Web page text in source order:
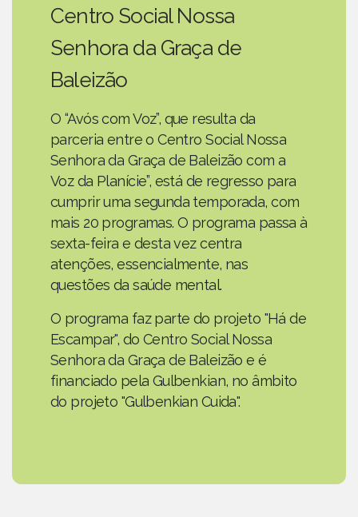
Centro Social Nossa
Senhora da Graça de
Baleizão
O “Avós com Voz”, que resulta da
parceria entre o Centro Social Nossa
Senhora da Graça de Baleizão com a
Voz da Planície”, está de regresso para
cumprir uma segunda temporada, com
mais 20 programas. O programa passa à
sexta-feira e desta vez centra
atenções, essencialmente, nas
questões da saúde mental.
O programa faz parte do projeto "Há de
Escampar", do Centro Social Nossa
Senhora da Graça de Baleizão e é
financiado pela Gulbenkian, no âmbito
do projeto "Gulbenkian Cuida".